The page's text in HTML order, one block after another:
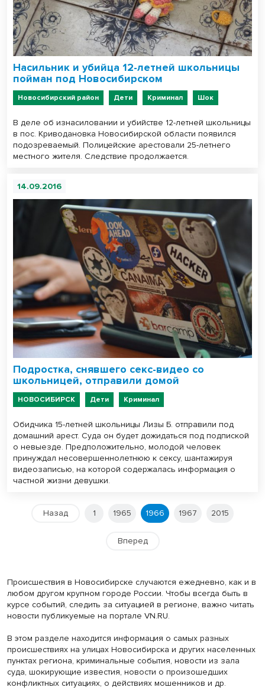
Насильник и убийца 12-летней школьницы
пойман под Новосибирском
Новосибирский район Дети Криминал Шок
В деле об изнасиловании и убийстве 12-летней школьницы
в пос. Криводановка Новосибирской области появился
подозреваемый. Полицейские арестовали 25-летнего
местного жителя. Следствие продолжается.
14.09.2016
Подростка, снявшего секс-видео со
школьницей, отправили домой
НОВОСИБИРСК Дети Криминал
Обидчика 15-летней школьницы Лизы Б. отправили под
домашний арест. Суда он будет дожидаться под подпиской
о невыезде. Предположительно, молодой человек
принуждал несовершеннолетнюю к сексу, шантажируя
видеозаписью, на которой содержалась информация о
частной жизни девушки.
Назад 1 1965 1966 1967 2015
Вперед
Происшествия в Новосибирске случаются ежедневно, как и в
любом другом крупном городе России. Чтобы всегда быть в
курсе событий, следить за ситуацией в регионе, важно читать
новости публикуемые на портале VN.RU.
В этом разделе находится информация о самых разных
происшествиях на улицах Новосибирска и других населенных
пунктах региона, криминальные события, новости из зала
суда, шокирующие известия, новости о произошедших
конфликтных ситуациях, о действиях мошенников и др.